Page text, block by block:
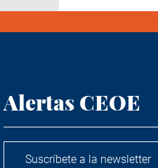
Alertas CEOE
Suscríbete a la newsletter